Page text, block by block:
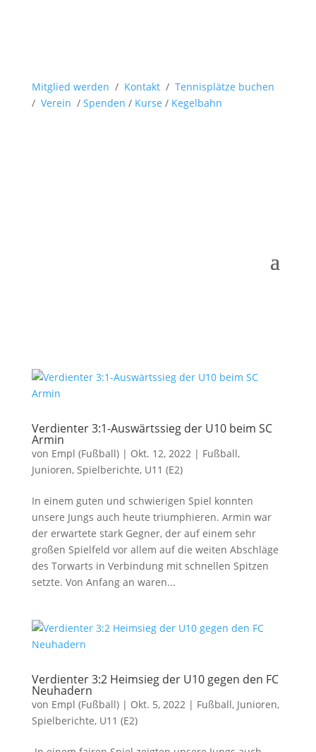
Mitglied werden / Kontakt/ Tennisplätze buchen
/ Verein / Spenden / Kurse / Kegelbahn
Verdienter 3:1-Auswärtssieg der U10 beim SC
Armin
von Empl (Fußball)| Okt. 12, 2022| Fußball,
Junioren, Spielberichte, U11 (E2)
In einem guten und schwierigen Spiel konnten
unsere Jungs auch heute triumphieren. Armin war
der erwartete stark Gegner, der auf einem sehr
großen Spielfeld vor allem auf die weiten Abschläge
des Torwarts in Verbindung mit schnellen Spitzen
setzte. Von Anfang an waren...
Verdienter 3:2 Heimsieg der U10 gegen den FC
Neuhadern
von Empl (Fußball)| Okt. 5, 2022| Fußball, Junioren,
Spielberichte, U11 (E2)